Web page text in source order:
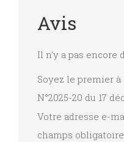
Avis
Il n’y a pas encore
Soyez le premier
N°2025-20 du 17
Votre adresse e-
champs